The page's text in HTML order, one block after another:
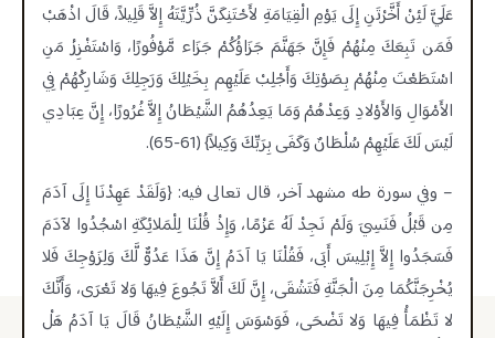
عَلَيَّ لَئِنْ أَخَّرْتَنِ إِلَى يَوْمِ الْقِيَامَةِ لأَحْتَنِكَنَّ ذُرِّيَّتَهُ إِلاَّ قَلِيلاً، قَالَ اذْهَبْ
فَمَن تَبِعَكَ مِنْهُمْ فَإِنَّ جَهَنَّمَ جَزَاؤُكُمْ جَزَاء مَّوْفُورًا، وَاسْتَفْزِزْ مَنِ
اسْتَطَعْتَ مِنْهُمْ بِصَوْتِكَ وَأَجْلِبْ عَلَيْهِم بِخَيْلِكَ وَرَجِلِكَ وَشَارِكْهُمْ فِي
الأَمْوَالِ وَالأَوْلادِ وَعِدْهُمْ وَمَا يَعِدُهُمُ الشَّيْطَانُ إِلاَّ غُرُورًا، إِنَّ عِبَادِي
لَيْسَ لَكَ عَلَيْهِمْ سُلْطَانٌ وَكَفَى بِرَبِّكَ وَكِيلاً} (61-65).
– وفي سورة طه مشهد آخر، قال تعالى فيه: {وَلَقَدْ عَهِدْنَا إِلَى آدَمَ
مِن قَبْلُ فَنَسِيَ وَلَمْ نَجِدْ لَهُ عَزْمًا، وَإِذْ قُلْنَا لِلْمَلائِكَةِ اسْجُدُوا لآدَمَ
فَسَجَدُوا إِلاَّ إِبْلِيسَ أَبَى، فَقُلْنَا يَا آدَمُ إِنَّ هَذَا عَدُوٌّ لَّكَ وَلِزَوْجِكَ فَلا
يُخْرِجَنَّكُمَا مِنَ الْجَنَّةِ فَتَشْقَى، إِنَّ لَكَ أَلاَّ تَجُوعَ فِيهَا وَلا تَعْرَى، وَأَنَّكَ
لا تَظْمَأُ فِيهَا وَلا تَضْحَى، فَوَسْوَسَ إِلَيْهِ الشَّيْطَانُ قَالَ يَا آدَمُ هَلْ